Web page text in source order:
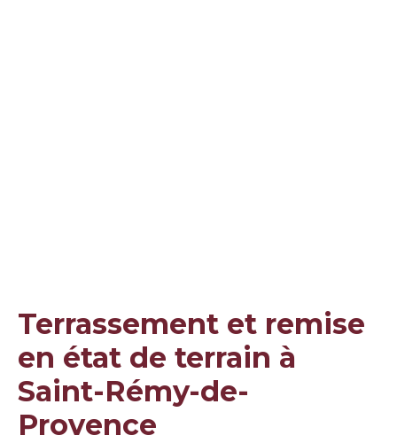
Terrassement et remise
en état de terrain à
Saint-Rémy-de-
Provence